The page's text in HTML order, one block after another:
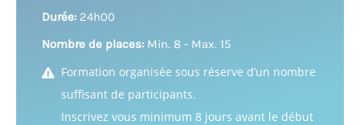
Durée: 24h00
Nombre de places: Min. 8 - Max. 15
Formation organisée sous réserve d’un nombre
suffisant de participants.
Inscrivez vous minimum 8 jours avant le début